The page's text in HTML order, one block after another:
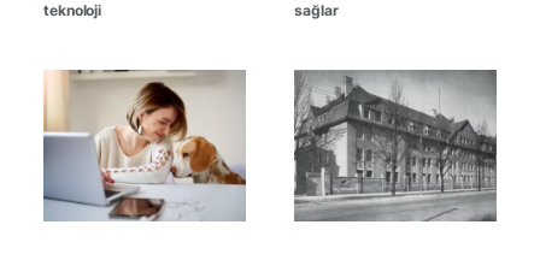
teknoloji
sağlar